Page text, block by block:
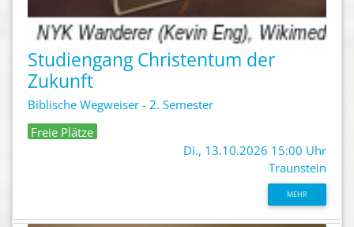
Studiengang Christentum der
Zukunft
Biblische Wegweiser - 2. Semester
Freie Plätze
Di., 13.10.2026 15:00 Uhr
Traunstein
MEHR